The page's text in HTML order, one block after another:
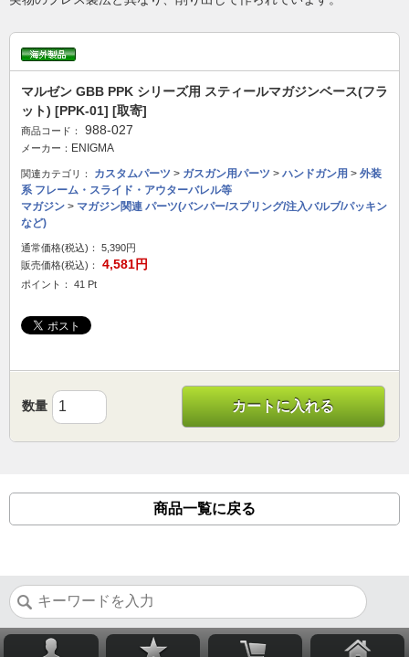
マルゼン GBB PPK シリーズ用 スティールマガジンベース(フラ
ット) [PPK-01] [取寄]
商品コード： 988-027
メーカー： ENIGMA
関連カテゴリ： カスタムパーツ > ガスガン用パーツ > ハンドガン用 > 外装
系 フレーム・スライド・アウターバレル等
マガジン > マガジン関連 パーツ(バンパー/スプリング/注入バルブ/パッキン
など)
通常価格(税込)：
5,390円
販売価格(税込)：
4,581円
ポイント： 41 Pt
数量 カートに入れる
商品一覧に戻る